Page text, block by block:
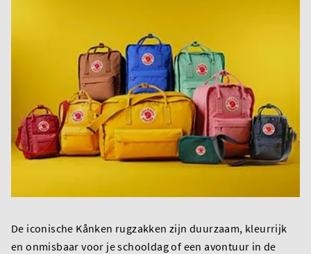
De iconische Kånken rugzakken zijn duurzaam, kleurrijk
en onmisbaar voor je schooldag of een avontuur in de